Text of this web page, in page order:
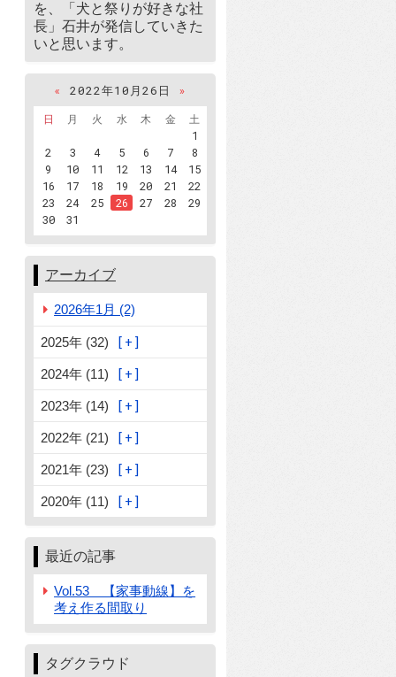
を、「犬と祭りが好きな社
長」石井が発信していきた
いと思います。
« 2022年10月26日
»
日
月 火 水 木 金
土
1
2
3 4 5 6 7
8
9
10 11 12 13 14
15
16
17 18 19 20 21
22
23
24 25 26 27 28
29
30
31
アーカイブ
2026年1月 (2)
2025年 (32)
2024年 (11)
2023年 (14)
2022年 (21)
2021年 (23)
2020年 (11)
最近の記事
Vol.53 【家事動線】を
考え作る間取り
タグクラウド